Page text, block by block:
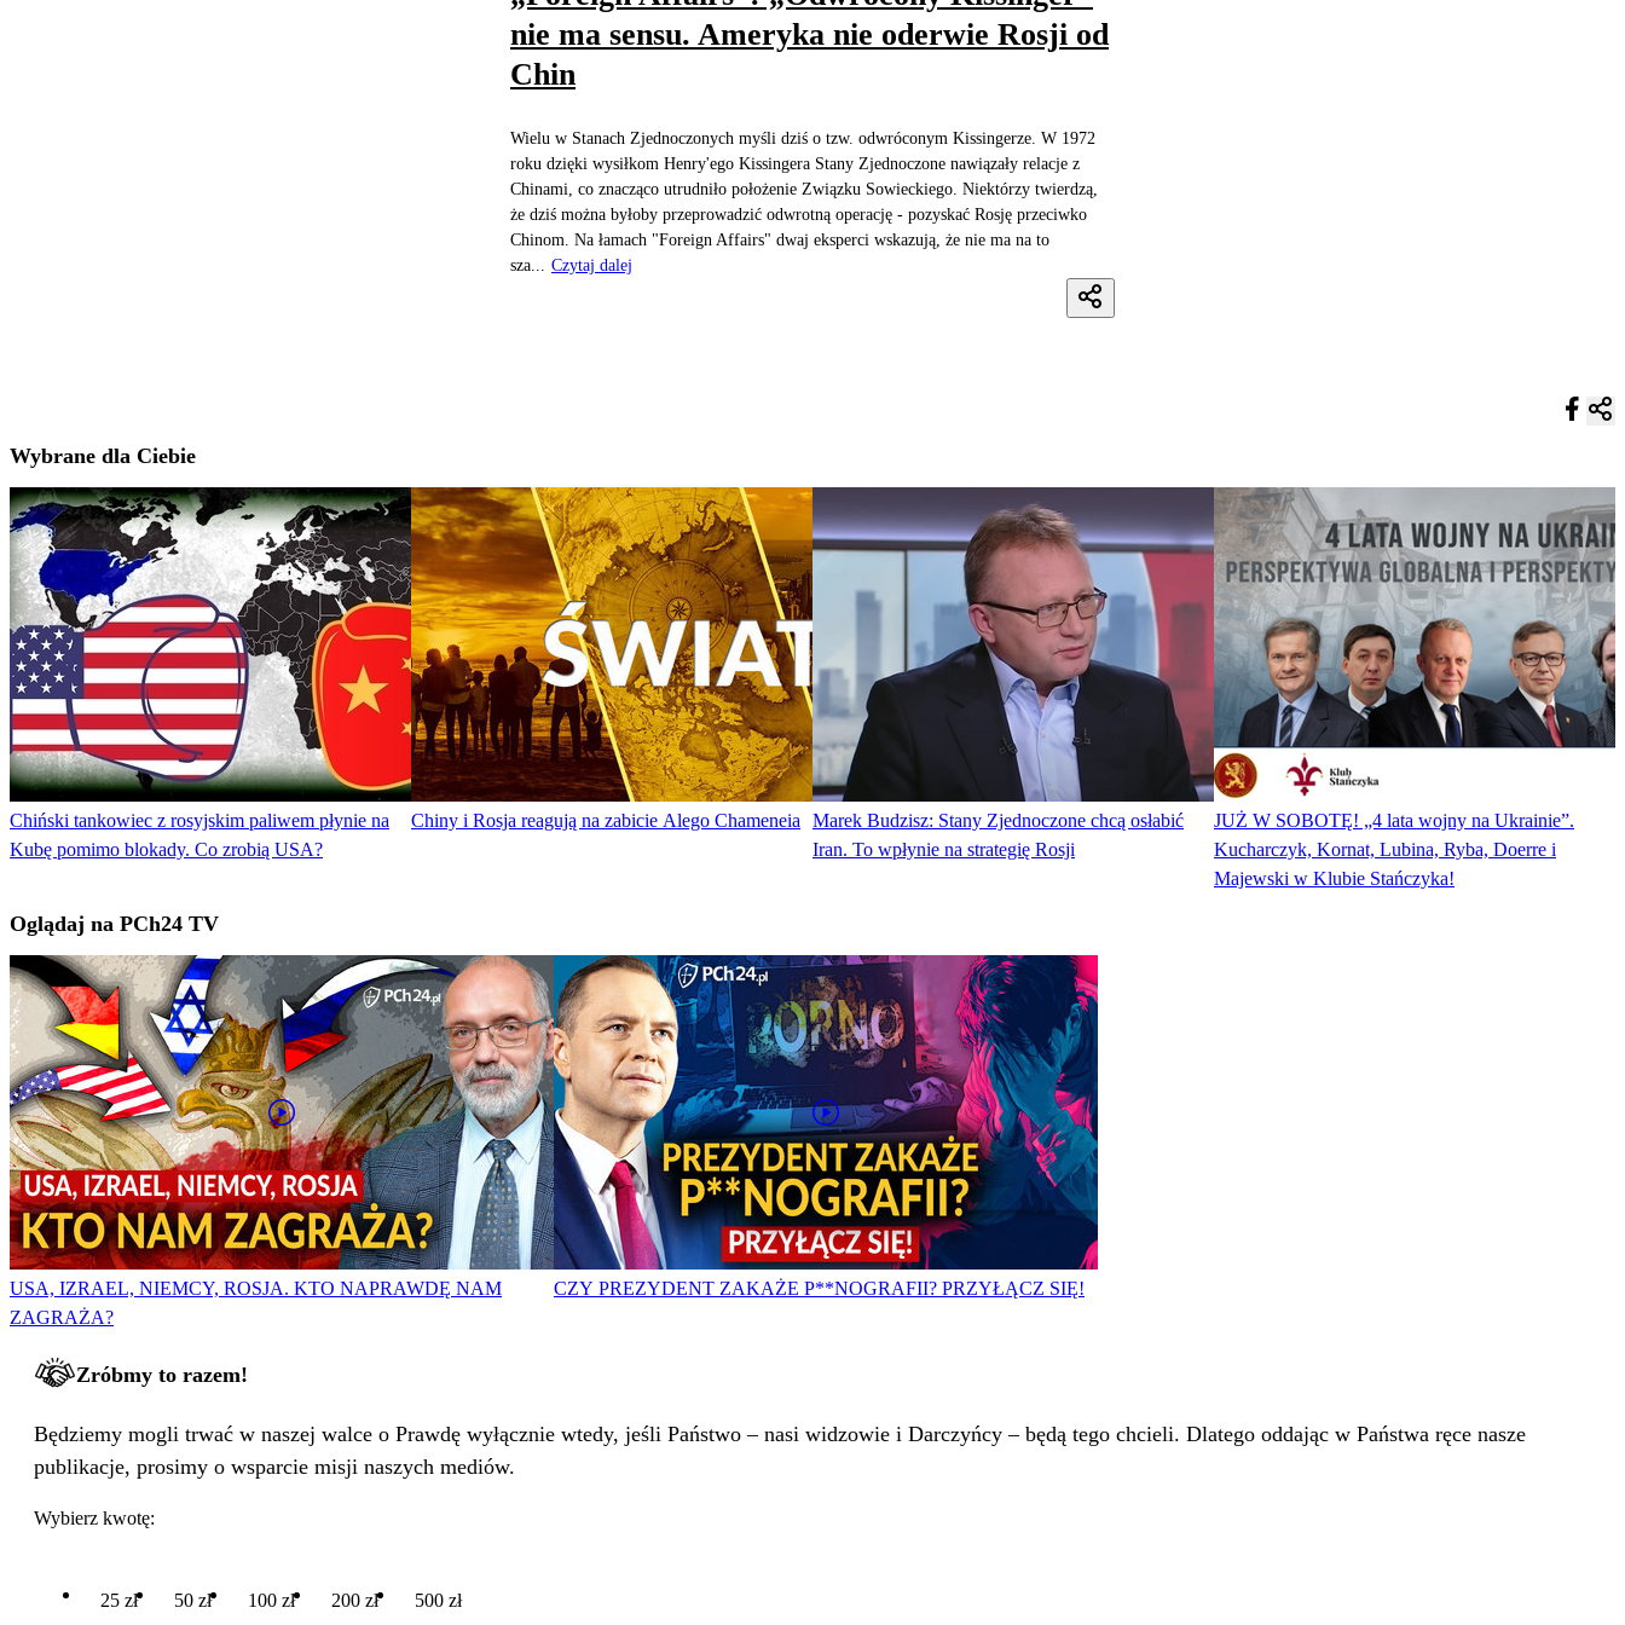
nie ma sensu. Ameryka nie oderwie Rosji od
Chin
Wielu w Stanach Zjednoczonych myśli dziś o tzw. odwróconym Kissingerze. W 1972
roku dzięki wysiłkom Henry'ego Kissingera Stany Zjednoczone nawiązały relacje z
Chinami, co znacząco utrudniło położenie Związku Sowieckiego. Niektórzy twierdzą,
że dziś można byłoby przeprowadzić odwrotną operację - pozyskać Rosję przeciwko
Chinom. Na łamach "Foreign Affairs" dwaj eksperci wskazują, że nie ma na to
sza...
Czytaj dalej
Wybrane dla Ciebie
Chiński tankowiec z rosyjskim paliwem płynie na
Kubę pomimo blokady. Co zrobią USA?
Chiny i Rosja reagują na zabicie Alego Chameneia
Marek Budzisz: Stany Zjednoczone chcą osłabić
Iran. To wpłynie na strategię Rosji
JUŻ W SOBOTĘ! „4 lata wojny na Ukrainie”.
Kucharczyk, Kornat, Lubina, Ryba, Doerre i
Majewski w Klubie Stańczyka!
Oglądaj na PCh24 TV
USA, IZRAEL, NIEMCY, ROSJA. KTO NAPRAWDĘ NAM
ZAGRAŻA?
CZY PREZYDENT ZAKAŻE P**NOGRAFII? PRZYŁĄCZ SIĘ!
Zróbmy to razem!
Będziemy mogli trwać w naszej walce o Prawdę wyłącznie wtedy, jeśli Państwo – nasi widzowie i Darczyńcy – będą tego chcieli. Dlatego oddając w Państwa ręce nasze
publikacje, prosimy o wsparcie misji naszych mediów.
Wybierz kwotę:
25 zł 50 zł 100 zł 200 zł 500 zł